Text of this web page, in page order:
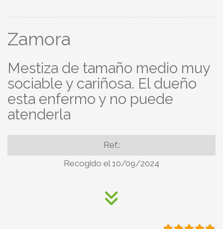
Zamora
Mestiza de tamaño medio muy
sociable y cariñosa. El dueño
esta enfermo y no puede
atenderla
Ref.:
Recogido el 10/09/2024